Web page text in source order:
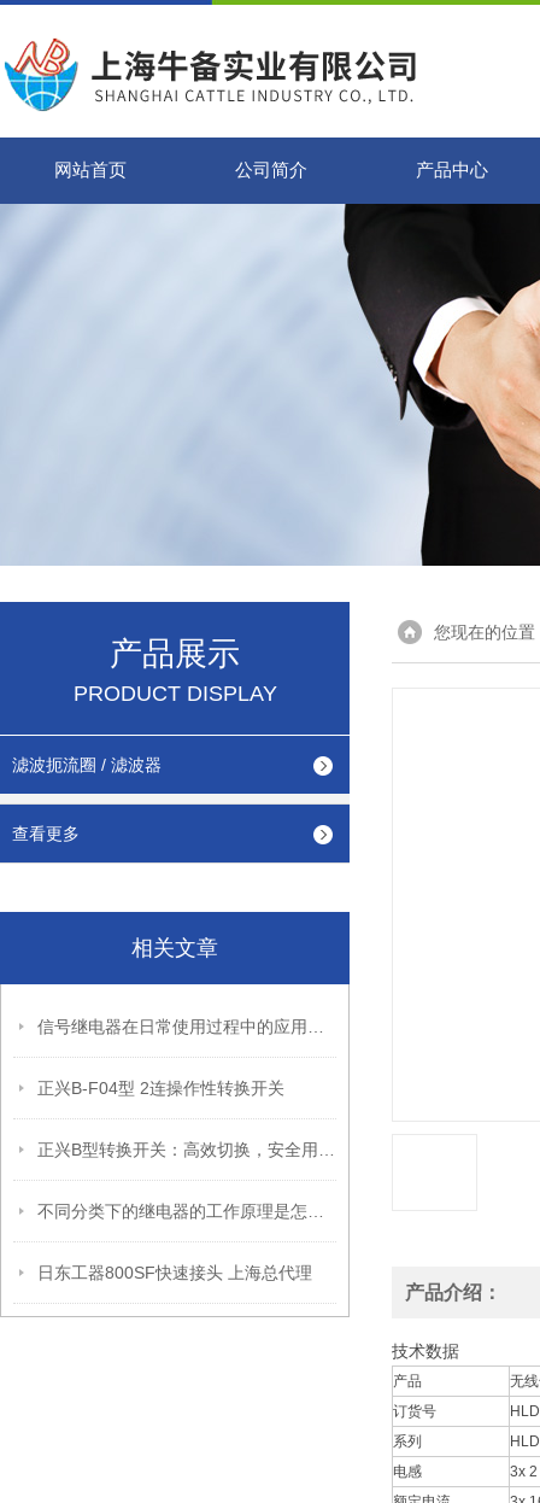
网站首页 公司简介 产品中心
产品展示
PRODUCT DISPLAY
滤波扼流圈 / 滤波器
查看更多
相关文章
正兴B-F04型 2连操作性转换开关
日东工器800SF快速接头 上海总代理
您现在的位置
产品介绍：
技术数据
产品
无
订货号
系列
电感
3x